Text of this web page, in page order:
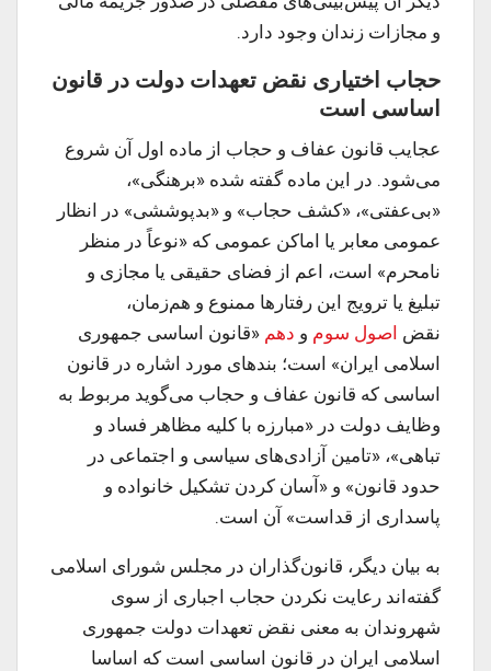
و مجازات زندان وجود دارد.
حجاب اختیاری نقض تعهدات دولت در قانون
اساسی است
عجایب قانون عفاف و حجاب از ماده اول آن شروع
می‌شود. در این ماده گفته شده «برهنگی»،
«بی‌عفتی»، «کشف حجاب» و «بدپوششی» در انظار
عمومی معابر یا اماکن عمومی که «نوعاً در منظر
نامحرم» است، اعم از فضای حقیقی یا مجازی و
تبلیغ یا ترویج این رفتارها ممنوع و هم‌زمان،
نقض اصول سومودهم«قانون اساسی جمهوری
اسلامی ایران» است؛ بندهای مورد اشاره در قانون
اساسی که قانون عفاف و حجاب می‌گوید مربوط به
وظایف دولت در «مبارزه با کلیه مظاهر فساد و
تباهی»، «تامین آزاد‌‌ی‌های سیاسی و اجتماعی در
حدود قانون» و «آسان کردن تشکیل خانواده و
پاسداری از قداست» آن است.
به بیان دیگر، قانون‌گذاران در مجلس شورای اسلامی
گفته‌اند رعایت نکردن حجاب اجباری از سوی
شهروندان به معنی نقض تعهدات دولت جمهوری
اسلامی ایران در قانون اساسی است که اساسا